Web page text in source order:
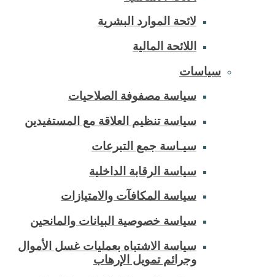
لائحة الموارد البشرية
اللائحة المالية
سياسات
سياسة مصفوفة الصلاحيات
سياسة تنظيم العلاقة مع المستفيدين
سيـاسة جمع التبرعات
سياسة الرقابة الداخلية
سياسة المكافآت والامتيازات
سياسة خصوصية البيانات والمانحين
سياسة الاشتباه بعمليات غسل الأموال
وجرائم تمويل الإرهاب